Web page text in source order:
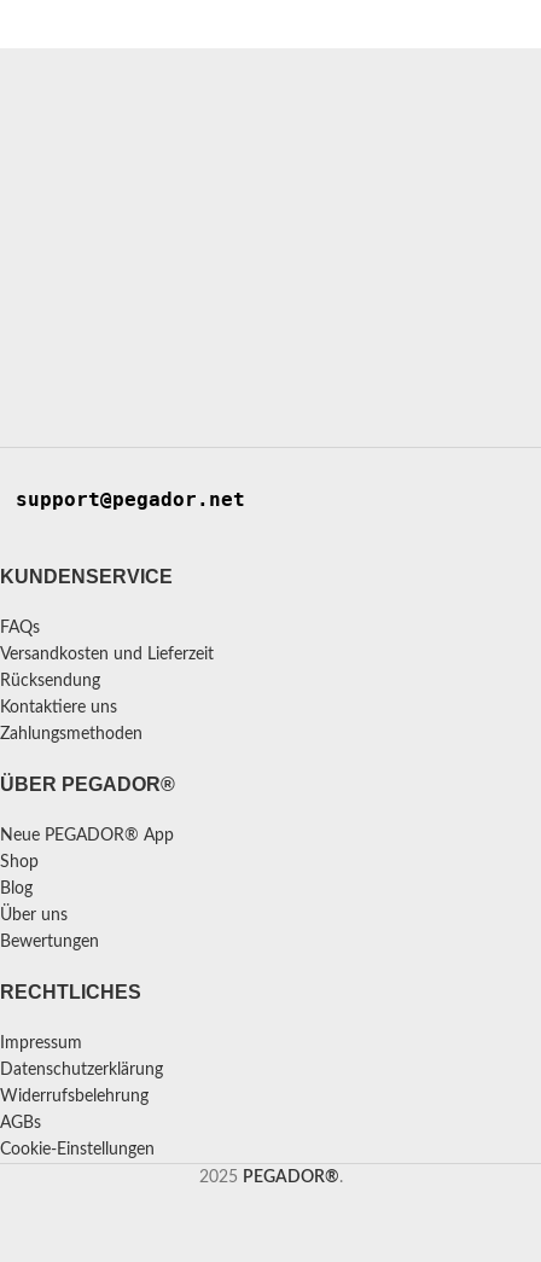
support@pegador.net
KUNDENSERVICE
FAQs
Versandkosten und Lieferzeit
Rücksendung
Kontaktiere uns
Zahlungsmethoden
ÜBER PEGADOR®
Neue PEGADOR® App
Shop
Blog
Über uns
Bewertungen
RECHTLICHES
Impressum
Datenschutzerklärung
Widerrufsbelehrung
AGBs
Cookie-Einstellungen
2025 PEGADOR®.